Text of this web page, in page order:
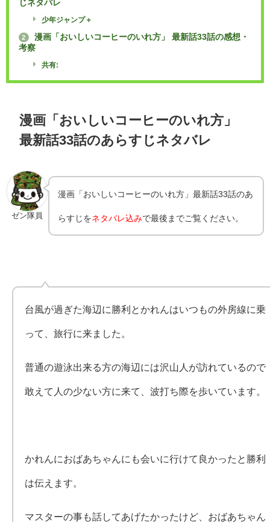
じネタバレ
少年ジャンプ＋
2
漫画「おいしいコーヒーのいれ方」 最新話33話の感想・
考察
共有:
漫画「おいしいコーヒーのいれ方」
最新話33話のあらすじネタバレ
ゼン隊員
漫画「おいしいコーヒーのいれ方」最新話33話のあ
らすじをネタバレ込みで最後までご覧ください。
台風が過ぎた海辺に勝利とかれんはいつもの外房線に乗
って、旅行に来ました。
普通の遊泳出来る方の海辺には沢山人が訪れているので
敢えて人の少ない方に来て、波打ち際を歩いています。
かれんにおばあちゃんにも会いに行けて良かったと勝利
は伝えます。
マスターの事も話してあげたかったけど、おばあちゃん